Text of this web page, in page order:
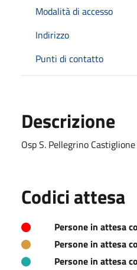
Modalità di accesso
Indirizzo
Punti di contatto
Descrizione
Osp S. Pellegrino
Codici attesa
Persone in attesa
Persone in attesa
Persone in attesa